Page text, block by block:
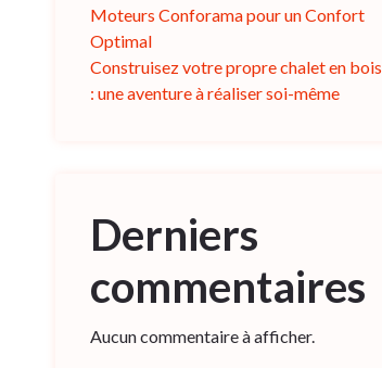
Moteurs Conforama pour un Confort
Optimal
Construisez votre propre chalet en bois
: une aventure à réaliser soi-même
Derniers
commentaires
Aucun commentaire à afficher.